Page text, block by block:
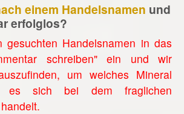
einem Handelsnamen und
erfolglos?
gesuchten Handelsnamen in das
schreiben" ein und wir
um welches Mineral
es sich bei dem fraglichen